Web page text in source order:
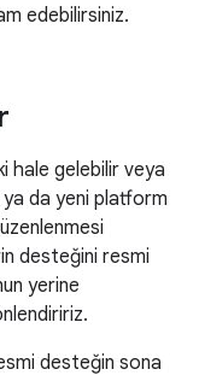
edebilirsiniz.
hale gelebilir veya
da yeni platform
desteğini resmi
yerine
desteğin sona